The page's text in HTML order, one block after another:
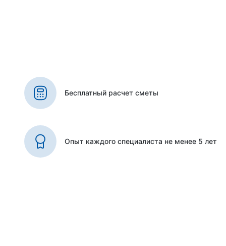
Бесплатный расчет сметы
Опыт каждого специалиста не менее 5 лет